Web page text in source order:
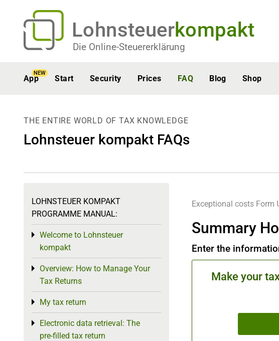
Lohnsteuerkompakt
Die Online-Steuererklärung
App
NEW
Start Security Prices FAQ Blog Shop
THE ENTIRE WORLD OF TAX KNOWLEDGE
Lohnsteuer kompakt FAQs
Exceptional costs Form
Summary
Enter the
Make your
LOHNSTEUER KOMPAKT
PROGRAMME MANUAL:
Welcome to Lohnsteuer
kompakt
Toggle menu
Overview: How to Manage Your
Tax Returns
Toggle menu
My tax return
Toggle menu
Electronic data retrieval: The
pre-filled tax return
Toggle menu